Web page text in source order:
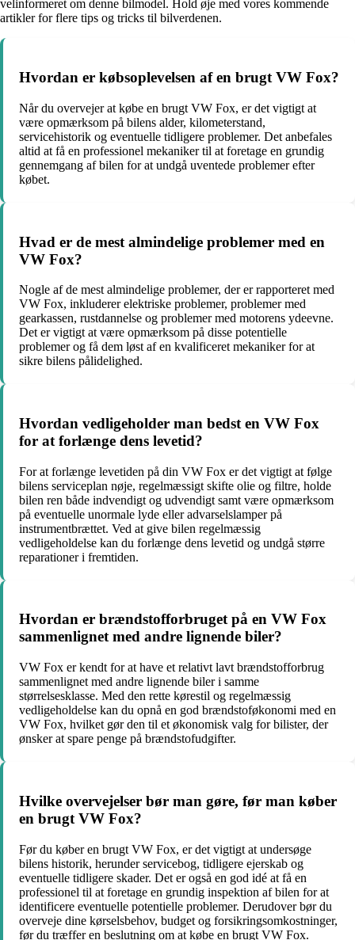
velinformeret om denne bilmodel. Hold øje med vores kommende
artikler for flere tips og tricks til bilverdenen.
Hvordan er købsoplevelsen af en brugt VW Fox?
Når du overvejer at købe en brugt VW Fox, er det vigtigt at
være opmærksom på bilens alder, kilometerstand,
servicehistorik og eventuelle tidligere problemer. Det anbefales
altid at få en professionel mekaniker til at foretage en grundig
gennemgang af bilen for at undgå uventede problemer efter
købet.
Hvad er de mest almindelige problemer med en
VW Fox?
Nogle af de mest almindelige problemer, der er rapporteret med
VW Fox, inkluderer elektriske problemer, problemer med
gearkassen, rustdannelse og problemer med motorens ydeevne.
Det er vigtigt at være opmærksom på disse potentielle
problemer og få dem løst af en kvalificeret mekaniker for at
sikre bilens pålidelighed.
Hvordan vedligeholder man bedst en VW Fox
for at forlænge dens levetid?
For at forlænge levetiden på din VW Fox er det vigtigt at følge
bilens serviceplan nøje, regelmæssigt skifte olie og filtre, holde
bilen ren både indvendigt og udvendigt samt være opmærksom
på eventuelle unormale lyde eller advarselslamper på
instrumentbrættet. Ved at give bilen regelmæssig
vedligeholdelse kan du forlænge dens levetid og undgå større
reparationer i fremtiden.
Hvordan er brændstofforbruget på en VW Fox
sammenlignet med andre lignende biler?
VW Fox er kendt for at have et relativt lavt brændstofforbrug
sammenlignet med andre lignende biler i samme
størrelsesklasse. Med den rette kørestil og regelmæssig
vedligeholdelse kan du opnå en god brændstoføkonomi med en
VW Fox, hvilket gør den til et økonomisk valg for bilister, der
ønsker at spare penge på brændstofudgifter.
Hvilke overvejelser bør man gøre, før man køber
en brugt VW Fox?
Før du køber en brugt VW Fox, er det vigtigt at undersøge
bilens historik, herunder servicebog, tidligere ejerskab og
eventuelle tidligere skader. Det er også en god idé at få en
professionel til at foretage en grundig inspektion af bilen for at
identificere eventuelle potentielle problemer. Derudover bør du
overveje dine kørselsbehov, budget og forsikringsomkostninger,
før du træffer en beslutning om at købe en brugt VW Fox.